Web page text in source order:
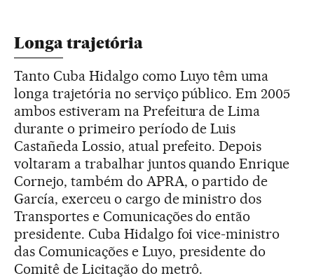
Longa trajetória
Tanto Cuba Hidalgo como Luyo têm uma
longa trajetória no serviço público. Em 2005
ambos estiveram na Prefeitura de Lima
durante o primeiro período de Luis
Castañeda Lossio, atual prefeito. Depois
voltaram a trabalhar juntos quando Enrique
Cornejo, também do APRA, o partido de
García, exerceu o cargo de ministro dos
Transportes e Comunicações do então
presidente. Cuba Hidalgo foi vice-ministro
das Comunicações e Luyo, presidente do
Comitê de Licitação do metrô.